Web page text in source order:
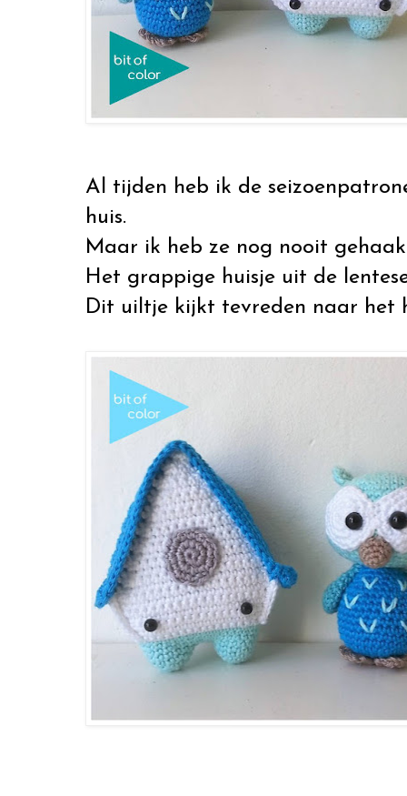
Al tijden heb ik de
huis.
Maar ik heb ze nog nooit
Het grappige huisje uit de
Dit uiltje kijkt tevreden naar het